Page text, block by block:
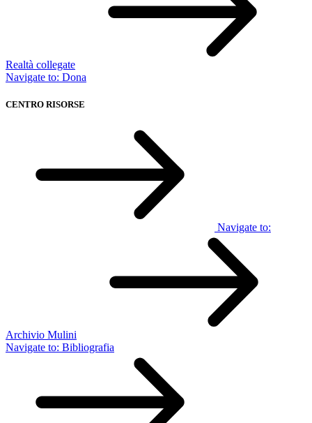
Realtà collegate
Navigate to: Dona
CENTRO RISORSE
Navigate to:
Archivio Mulini
Navigate to: Bibliografia